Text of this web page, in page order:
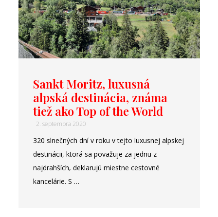
Sankt Moritz, luxusná
alpská destinácia, známa
tiež ako Top of the World
2. septembra 2020
320 slnečných dní v roku v tejto luxusnej alpskej
destinácii, ktorá sa považuje za jednu z
najdrahších, deklarujú miestne cestovné
kancelárie. S …